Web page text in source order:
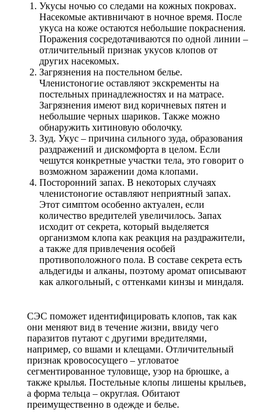
Укусы ночью со следами на кожных покровах.
Насекомые активничают в ночное время. После
укуса на коже остаются небольшие покраснения.
Поражения сосредотачиваются по одной линии –
отличительный признак укусов клопов от
других насекомых.
Загрязнения на постельном белье.
Членистоногие оставляют экскременты на
постельных принадлежностях и на матрасе.
Загрязнения имеют вид коричневых пятен и
небольшие черных шариков. Также можно
обнаружить хитиновую оболочку.
Зуд. Укус – причина сильного зуда, образования
раздражений и дискомфорта в целом. Если
чешутся конкретные участки тела, это говорит о
возможном заражении дома клопами.
Посторонний запах. В некоторых случаях
членистоногие оставляют неприятный запах.
Этот симптом особенно актуален, если
количество вредителей увеличилось. Запах
исходит от секрета, который выделяется
организмом клопа как реакция на раздражители,
а также для привлечения особей
противоположного пола. В составе секрета есть
альдегиды и алканы, поэтому аромат описывают
как алкогольный, с оттенками кинзы и миндаля.
СЭС поможет идентифицировать клопов, так как
они меняют вид в течение жизни, ввиду чего
паразитов путают с другими вредителями,
например, со вшами и клещами. Отличительный
признак кровососущего – угловатое
сегментированное туловище, узор на брюшке, а
также крылья. Постельные клопы лишены крыльев,
а форма тельца – округлая. Обитают
преимущественно в одежде и белье.